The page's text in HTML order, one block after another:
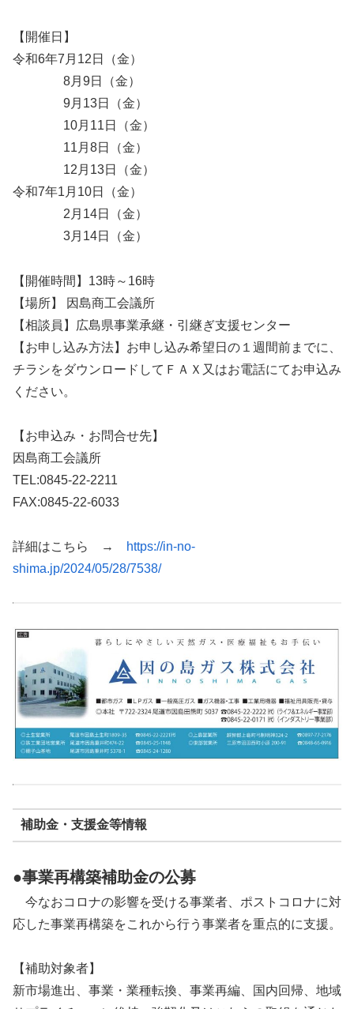
【開催日】
令和6年7月12日（金）
8月9日（金）
9月13日（金）
10月11日（金）
11月8日（金）
12月13日（金）
令和7年1月10日（金）
2月14日（金）
3月14日（金）
【開催時間】13時～16時
【場所】 因島商工会議所
【相談員】広島県事業承継・引継ぎ支援センター
【お申し込み方法】お申し込み希望日の１週間前までに、
チラシをダウンロードしてＦＡＸ又はお電話にてお申込み
ください。
【お申込み・お問合せ先】
因島商工会議所
TEL:0845-22-2211
FAX:0845-22-6033
詳細はこちら →
https://in-no-
shima.jp/2024/05/28/7538/
補助金・支援金等情報
●事業再構築補助金の公募
今なおコロナの影響を受ける事業者、ポストコロナに対
応した事業再構築をこれから行う事業者を重点的に支援。
【補助対象者】
新市場進出、事業・業種転換、事業再編、国内回帰、地域